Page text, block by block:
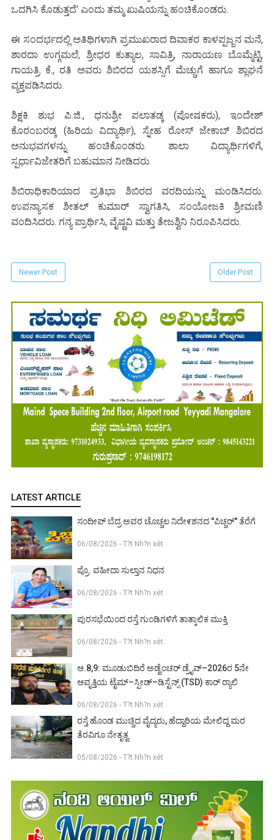
ಒದಗಿಸಿ ಕೊಡುತ್ತದೆ’ ಎಂದು ತಮ್ಮ ಖುಷಿಯನ್ನು ಹಂಚಿಕೊಂಡರು.
ಈ ಸಂದರ್ಭದಲ್ಲಿ ಅತಿಥಿಗಳಾಗಿ ಪ್ರಮುಖರಾದ ದಿವಾಕರ ಕಾಳಪ್ಪಜ್ಜನ ಮನೆ,
ಶಾರದಾ ಉಗ್ಗಮಲೆ, ಶ್ರೀಧರ ಕುತ್ಯಾಲ, ಸಾವಿತ್ರಿ, ನಾರಾಯಣ ಬೊಮ್ಮೆಟ್ಟಿ,
ಗಾಯತ್ರಿ ಕೆ., ರತಿ ಅವರು ಶಿಬಿರದ ಯಶಸ್ಸಿಗೆ ಮೆಚ್ಚುಗೆ ಹಾಗೂ ಶ್ಲಾಘನೆ
ವ್ಯಕ್ತಪಡಿಸಿದರು.
ಶಿಕ್ಷಕಿ ಶುಭ ಪಿ.ಜಿ., ಧನುಶ್ರೀ ಪಲಾತಡ್ಕ (ಪೋಷಕರು), ಇಂದೇಶ್
ಕೊರಂಬರಡ್ಕ (ಹಿರಿಯ ವಿದ್ಯಾರ್ಥಿ), ಸ್ನೇಹ ರೋಸ್ ಜೇಕಾಬ್ ಶಿಬಿರದ
ಅನುಭವಗಳನ್ನು ಹಂಚಿಕೊಂಡರು. ಶಾಲಾ ವಿದ್ಯಾರ್ಥಿಗಳಿಗೆ,
ಸ್ಪರ್ಧಾವಿಜೇತರಿಗೆ ಬಹುಮಾನ ನೀಡಿದರು.
ಶಿಬಿರಾಧಿಕಾರಿಯಾದ ಪ್ರತಿಭಾ ಶಿಬಿರದ ವರದಿಯನ್ನು ಮಂಡಿಸಿದರು.
ಉಪನ್ಯಾಸಕ ಶೀತಲ್ ಕುಮಾರ್ ಸ್ವಾಗತಿಸಿ, ಸಂಯೋಜಕಿ ಶ್ರೀಮಣಿ
ವಂದಿಸಿದರು. ಗನ್ಯ ಪ್ರಾರ್ಥಿಸಿ, ವೈಷ್ಣವಿ ಮತ್ತು ತೇಜಶ್ವಿನಿ ನಿರೂಪಿಸಿದರು.
Newer Post Older Post
LATEST ARTICLE
ಸಂದೀಪ್ ಬೆದ್ರ ಅವರ ಚೊಚ್ಚಲ ನಿದೇ೯ಶನದ "ಪಿಚ್ಚರ್" ತೆರೆಗೆ
06/08/2026 - T?t Nh?n xét
ಪ್ರೊ. ವಹೀದಾ ಸುಲ್ತಾನ ನಿಧನ
06/08/2026 - T?t Nh?n xét
ಪುರಸಭೆಯಿಂದ ರಸ್ತೆ ಗುಂಡಿಗಳಿಗೆ ತಾತ್ಕಾಲಿಕ ಮುಕ್ತಿ
06/08/2026 - T?t Nh?n xét
ಆ.8,9: ಮೂಡುಬಿದಿರೆ ಅಡ್ವೆಂಚರ್ ಡ್ರೈವ್–2026ರ 5ನೇ
ಆವೃತ್ತಿಯ ಟೈಮ್–ಸ್ಪೀಡ್–ಡಿಸ್ಟೆನ್ಸ್ (TSD) ಕಾರ್ ರ‍್ಯಾಲಿ
06/08/2026 - T?t Nh?n xét
ರಸ್ತೆ ಹೊಂಡ ಮುಚ್ಚಿದ ವೈದ್ಯರು, ಹೆದ್ದಾರಿಯ ಮೇಲಿದ್ದ ಮರ
ತೆರವಿಗೂ ನೇತೃತ್ವ
05/08/2026 - T?t Nh?n xét